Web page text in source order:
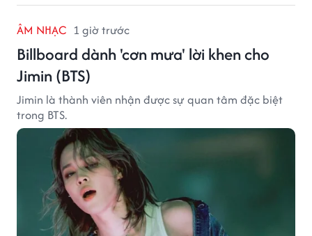
ÂM NHẠC 1 giờ trước
Billboard dành 'cơn mưa' lời khen cho
Jimin (BTS)
Jimin là thành viên nhận được sự quan tâm đặc biệt
trong BTS.